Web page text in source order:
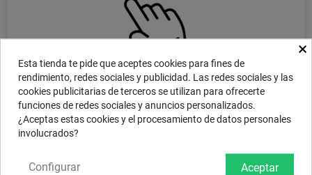
DESCRIPCIÓN
Fast, punchy, bright and loud attack make the SABIAN 15" B8X Thin
×
Esta tienda te pide que aceptes cookies para fines de
rendimiento, redes sociales y publicidad. Las redes sociales y las
cookies publicitarias de terceros se utilizan para ofrecerte
funciones de redes sociales y anuncios personalizados.
¿Aceptas estas cookies y el procesamiento de datos personales
involucrados?
Aceptar
Configurar